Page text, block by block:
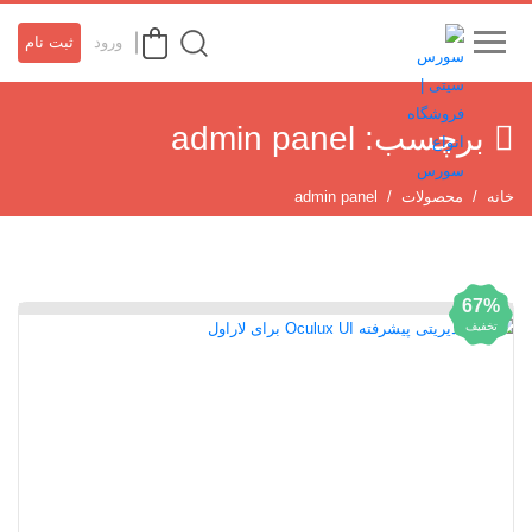
ورود ثبت نام
برچسب: admin panel
خانه محصولات admin panel
67%
تخفیف